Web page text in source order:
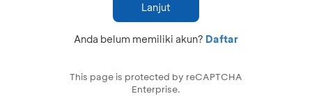
Lanjut
Anda belum memiliki akun? Daftar
This page is protected by reCAPTCHA
Enterprise.